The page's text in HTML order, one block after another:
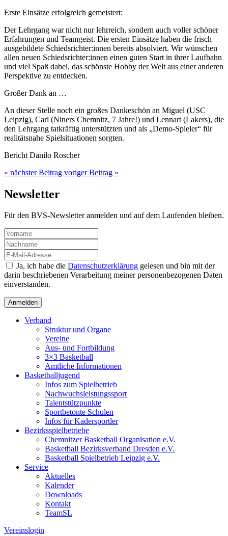
Erste Einsätze erfolgreich gemeistert:
Der Lehrgang war nicht nur lehrreich, sondern auch voller schöner
Erfahrungen und Teamgeist. Die ersten Einsätze haben die frisch
ausgebildete Schiedsrichter:innen bereits absolviert. Wir wünschen
allen neuen Schiedsrichter:innen einen guten Start in ihrer Laufbahn
und viel Spaß dabei, das schönste Hobby der Welt aus einer anderen
Perspektive zu entdecken.
Großer Dank an …
An dieser Stelle noch ein großes Dankeschön an Miguel (USC
Leipzig), Carl (Niners Chemnitz, 7 Jahre!) und Lennart (Lakers), die
den Lehrgang tatkräftig unterstützten und als „Demo-Spieler“ für
realitätsnahe Spielsituationen sorgten.
Bericht Danilo Roscher
« nächster Beitrag voriger Beitrag »
Newsletter
Für den BVS-Newsletter anmelden und auf dem Laufenden bleiben.
Ja, ich habe die Datenschutzerklärung gelesen und bin mit der
darin beschriebenen Verarbeitung meiner personenbezogenen Daten
einverstanden.
Verband
Struktur und Organe
Vereine
Aus- und Fortbildung
3×3 Basketball
Amtliche Informationen
Basketballjugend
Infos zum Spielbetrieb
Nachwuchsleistungssport
Talentstützpunkte
Sportbetonte Schulen
Infos für Kadersportler
Bezirksspielbetriebe
Chemnitzer Basketball Organisation e.V.
Basketball Bezirksverband Dresden e.V.
Basketball Spielbetrieb Leipzig e.V.
Service
Aktuelles
Kalender
Downloads
Kontakt
TeamSL
Vereinslogin